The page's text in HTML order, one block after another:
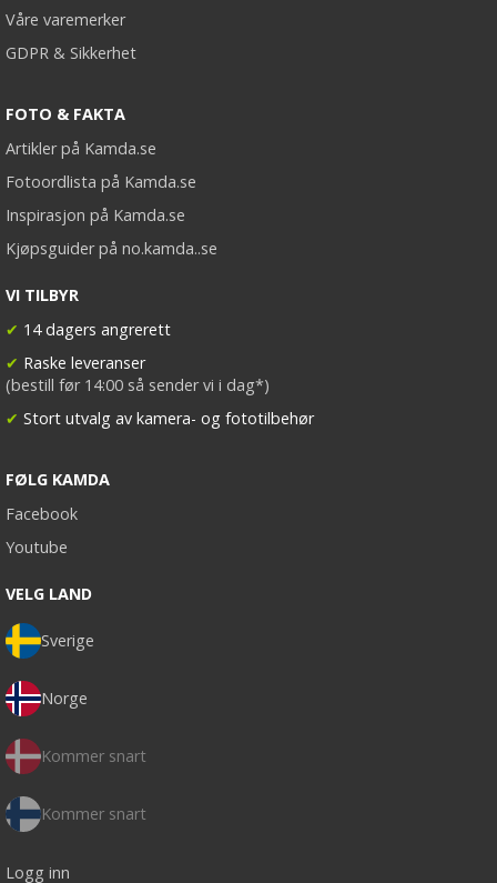
Våre varemerker
GDPR & Sikkerhet
FOTO & FAKTA
Artikler på Kamda.se
Fotoordlista på Kamda.se
Inspirasjon på Kamda.se
Kjøpsguider på no.kamda..se
VI TILBYR
✔ 14 dagers angrerett
✔ Raske leveranser
(bestill før 14:00 så sender vi i dag*)
✔ Stort utvalg av kamera- og fototilbehør
FØLG KAMDA
Facebook
Youtube
VELG LAND
Sverige
Norge
Kommer snart
Kommer snart
Logg inn